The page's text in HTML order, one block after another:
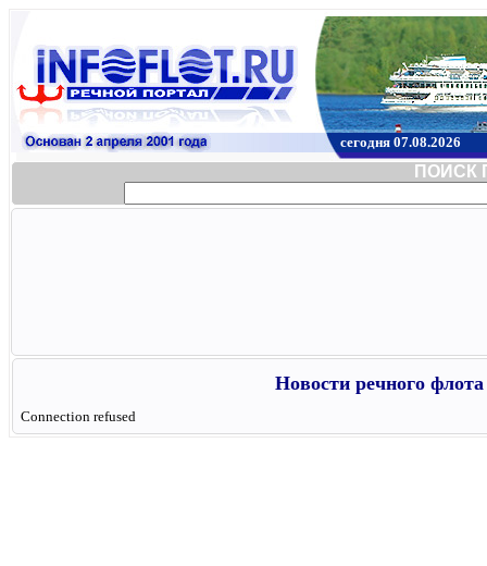
сегодня 07.08.2026
ПОИСК
Новости речного
Connection refused